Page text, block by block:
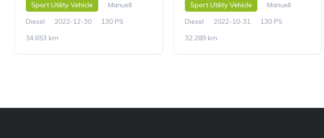
Sport Utility Vehicle
Manuell
Diesel
2022-12-30
130 PS
34.653 km
Sport Utility Vehicle
Manuell
Diesel
2022-10-31
130 PS
32.289 km